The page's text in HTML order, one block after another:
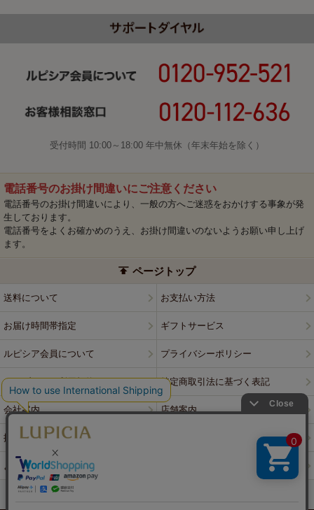
受付時間 10:00～18:00 年中無休（年末年始を除く）
電話番号のお掛け間違いにご注意ください
電話番号のお掛け間違いにより、一般の方へご迷惑をおかけする事象が発
生しております。
電話番号をよくお確かめのうえ、お掛け間違いのないようお願い申し上げ
ます。
ページトップ
送料について お支払い方法
お届け時間帯指定 ギフトサービス
ルピシア会員について プライバシーポリシー
ウェブサイト利用規約 特定商取引法に基づく表記
会社案内 店舗案内
採用情報
よくある質問